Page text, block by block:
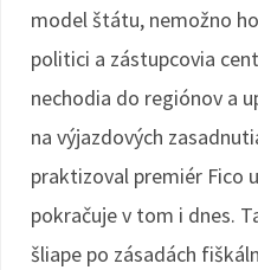
model štátu, nemožno
politici a zástupcovia
nechodia do regiónov a
na výjazdových
praktizoval premiér Fico
pokračuje v tom i dnes.
šliape po zásadách